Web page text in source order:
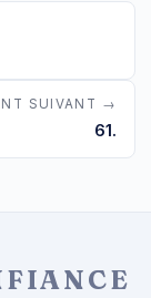
SUIVANT →
61.